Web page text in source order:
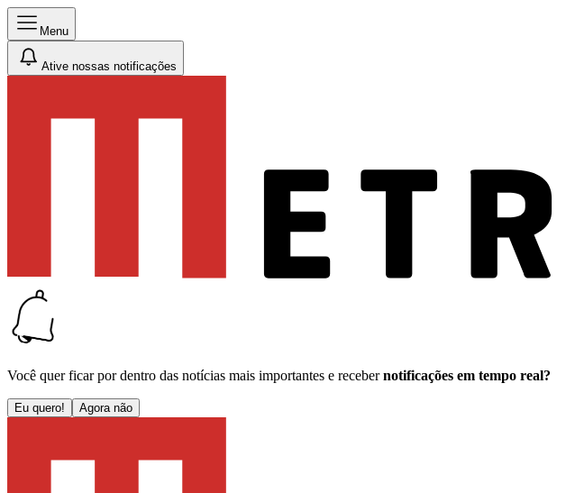
Menu
Ative nossas notificações
Você quer ficar por dentro das notícias mais importantes e receber notificações em tempo real?
Eu quero! Agora não